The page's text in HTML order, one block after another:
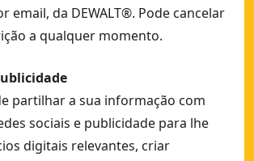
email, da DEWALT®. Pode cancelar
a qualquer momento.
partilhar a sua informação com
sociais e publicidade para lhe
digitais relevantes, criar